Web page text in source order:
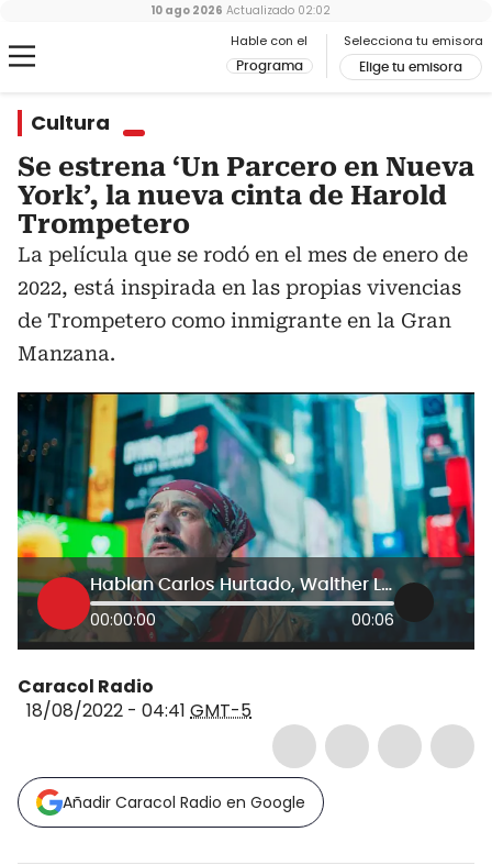
Hable con el
Programa
Selecciona tu emisora
Elige tu emisora
10 ago 2026 Actualizado 02:02
Cultura
Se estrena ‘Un Parcero en Nueva
York’, la nueva cinta de Harold
Trompetero
La película que se rodó en el mes de enero de
2022, está inspirada en las propias vivencias
de Trompetero como inmigrante en la Gran
Manzana.
Hablan Carlos Hurtado, Walther Luengas protagonistas y Harold Trompetero director sobre ‘Un Parcero en Nueva York’.
00:00:00 00:06
Caracol Radio
18/08/2022 - 04:41 GMT-5
Añadir Caracol Radio en Google